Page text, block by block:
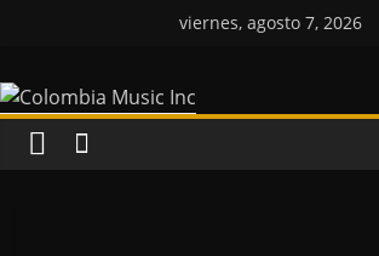
viernes, agosto 7, 2026
Colombia
Music